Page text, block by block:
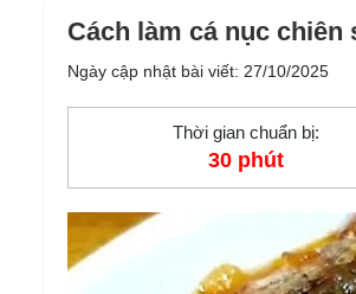
Cách làm cá nục
Ngày cập nhật bài viết: 27/10/2025
Thời gian chuẩn bị:
30 phút